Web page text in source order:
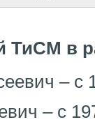
ТиСМ в
– с
– с